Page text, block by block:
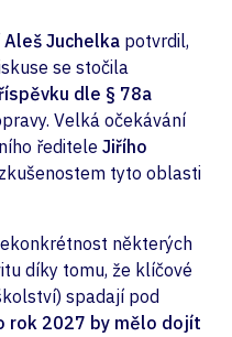
Aleš Juchelka potvrdil,
se stočila
dle § 78a
Velká očekávání
ředitele Jiřího
tyto oblasti
některých
díky tomu, že klíčové
spadají pod
rok 2027 by mělo dojít